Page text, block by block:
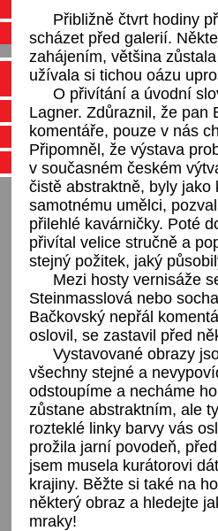
Přibližně čtvrt hodiny
scházet před galerií.
zahájením, většina
užívala si tichou oázu
O přivítání a úvodní
Lagner. Zdůraznil, že pan
komentáře, pouze v nás
Připomněl, že výstava
v současném českém
čistě abstraktně, byly jako
samotnému umělci,
přilehlé kavárničky. Poté
přivítal velice stručně a
stejný požitek, jaký
Mezi hosty vernisáže
Steinmasslová nebo
Bačkovský nepřál
oslovil, se zastavil před
Vystavované obrazy
všechny stejné a
odstoupíme a necháme
zůstane abstraktním, ale
rozteklé linky barvy vás
prožila jarní povodeň,
jsem musela kurátorovi
krajiny. Běžte si také na
některý obraz a hledejte
mraky!